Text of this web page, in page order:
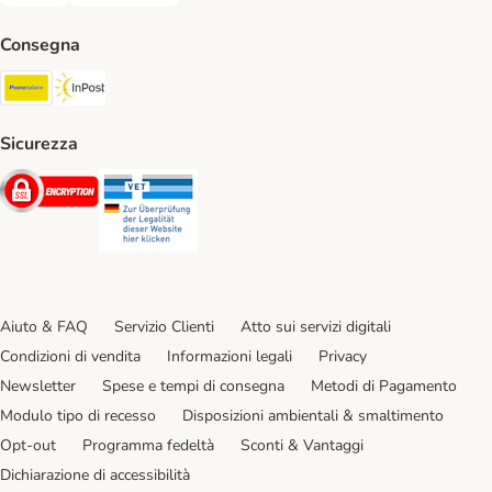
Consegna
Poste Italiane. Shipping Method
Sicurezza
Security
Aiuto & FAQ Servizio Clienti
Atto sui servizi digitali
Condizioni di vendita
Informazioni legali
Privacy
Newsletter
Spese e tempi di consegna
Metodi di Pagamento
Modulo tipo di recesso
Disposizioni ambientali & smaltimento
Opt-out
Programma fedeltà
Sconti & Vantaggi
Dichiarazione di accessibilità